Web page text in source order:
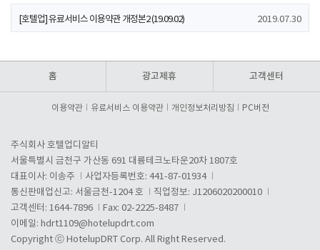
[호텔업] 유료서비스 이용약관 개정본2 (19.09.02) 2019.07.30
홈 광고제휴 고객센터
이용약관 유료서비스 이용약관 개인정보처리방침 PC버전
주식회사 호텔업디알티
서울특별시 금천구 가산동 691 대륭테크노타운20차 1807호
대표이사: 이송주
사업자등록번호: 441-87-01934
통신판매업신고: 서울금천-1204 호
직업정보: J1206020200010
고객센터: 1644-7896
Fax: 02-2225-8487
이메일: hdrt1109@hotelupdrt.com
Copyright ⓒ HotelupDRT Corp. All Right Reserved.